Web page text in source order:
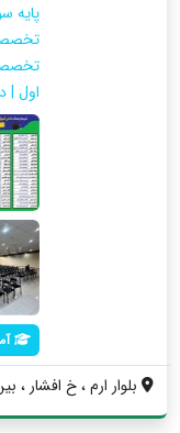
پایه
اول |
بلوار ارم ، خ افشار ،